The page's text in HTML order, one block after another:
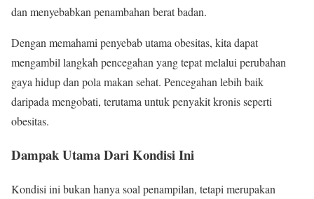
dan menyebabkan penambahan berat badan.
Dengan memahami penyebab utama obesitas, kita dapat
mengambil langkah pencegahan yang tepat melalui perubahan
gaya hidup dan pola makan sehat. Pencegahan lebih baik
daripada mengobati, terutama untuk penyakit kronis seperti
obesitas.
Dampak Utama Dari Kondisi Ini
Kondisi ini bukan hanya soal penampilan, tetapi merupakan